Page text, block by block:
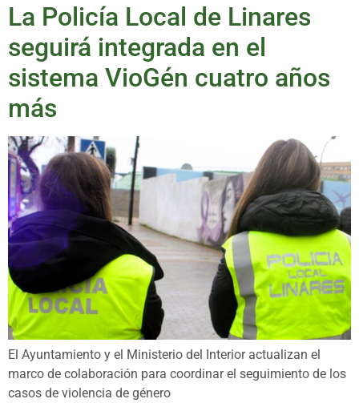
La Policía Local de Linares
seguirá integrada en el
sistema VioGén cuatro años
más
El Ayuntamiento y el Ministerio del Interior actualizan el
marco de colaboración para coordinar el seguimiento de los
casos de violencia de género